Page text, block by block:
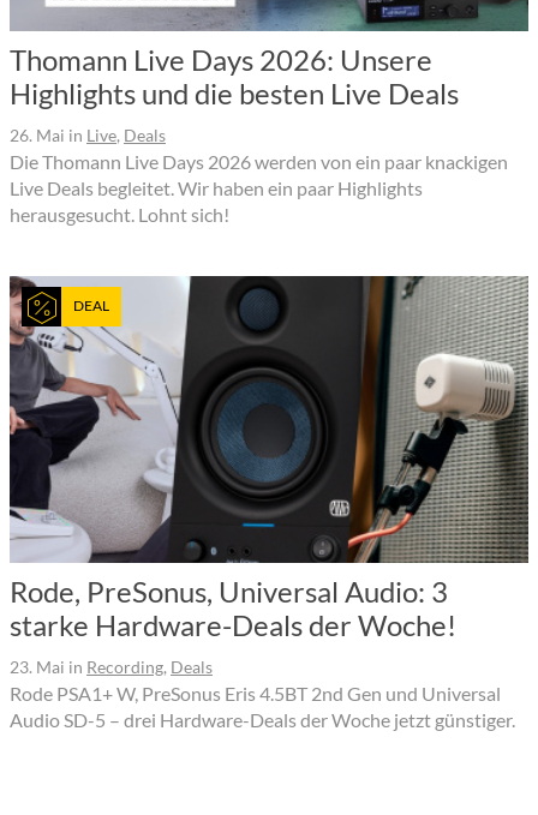
Thomann Live Days 2026: Unsere
Highlights und die besten Live Deals
26. Mai in Live, Deals
Die Thomann Live Days 2026 werden von ein paar knackigen
Live Deals begleitet. Wir haben ein paar Highlights
herausgesucht. Lohnt sich!
DEAL
Rode, PreSonus, Universal Audio: 3
starke Hardware-Deals der Woche!
23. Mai in Recording, Deals
Rode PSA1+ W, PreSonus Eris 4.5BT 2nd Gen und Universal
Audio SD-5 – drei Hardware-Deals der Woche jetzt günstiger.